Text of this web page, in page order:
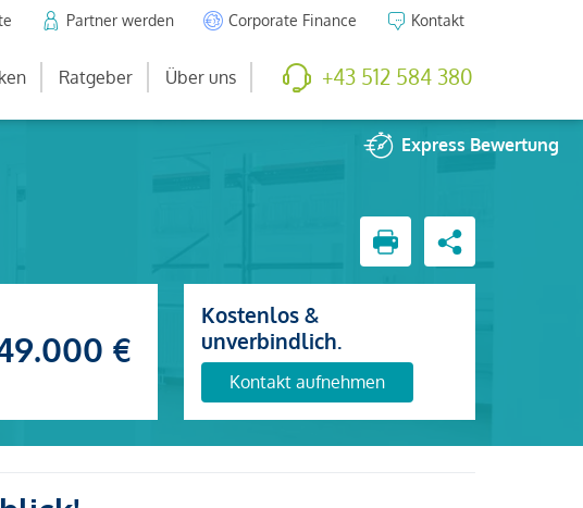
Partner werden Corporate Finance Kontakt
Ratgeber Über uns +43 512 584 380
Express Bewertung
€
Kostenlos &
unverbindlich.
Kontakt aufnehmen